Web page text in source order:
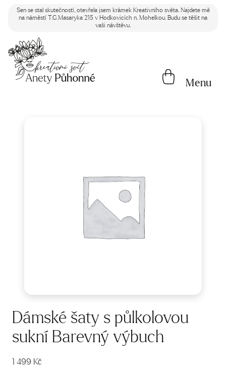
Sen se stal skutečností, otevřela jsem krámek Kreativního světa. Najdete mě
na náměstí T.G.Masaryka 215 v Hodkovicích n. Mohelkou. Budu se těšit na
vaši návštěvu.
Menu
Dámské šaty s půlkolovou
sukní Barevný výbuch
1 499 Kč